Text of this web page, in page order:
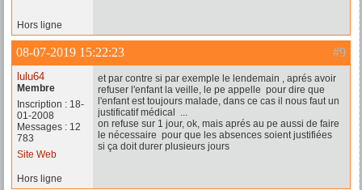
Hors ligne
#9
08-07-2019 15:22:23
lulu64
Membre
Inscription : 18-
01-2008
Messages : 12
783
Site Web
et par contre si par exemple le lendemain , aprés avoir
refuser l'enfant la veille, le pe appelle pour dire que
l'enfant est toujours malade, dans ce cas il nous faut un
justificatif médical ...
on refuse sur 1 jour, ok, mais aprés au pe aussi de faire
le nécessaire pour que les absences soient justifiées
si ça doit durer plusieurs jours
Hors ligne